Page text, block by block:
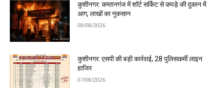
कुशीनगर: कप्तानगंज में शॉर्ट सर्किट से कपड़े की दुकान में
आग, लाखों का नुकसान
08/08/2026
कुशीनगर: एसपी की बड़ी कार्रवाई, 28 पुलिसकर्मी लाइन
हाजिर
07/08/2026